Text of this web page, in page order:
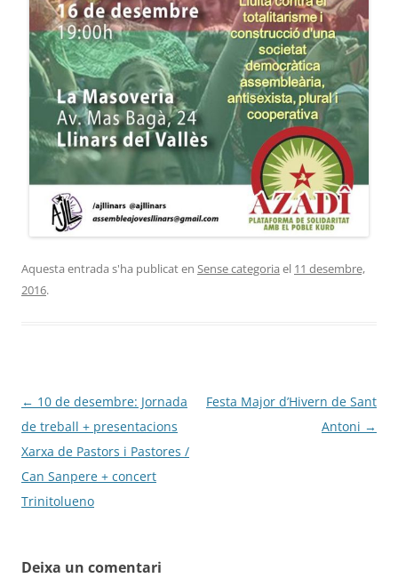
Aquesta entrada s'ha publicat en Sense categoria el 11 desembre,
2016.
Navegació
per
les
entrades
← 10 de desembre: Jornada
de treball + presentacions
Xarxa de Pastors i Pastores /
Can Sanpere + concert
Trinitolueno
Festa Major d’Hivern de Sant
Antoni →
Deixa un comentari